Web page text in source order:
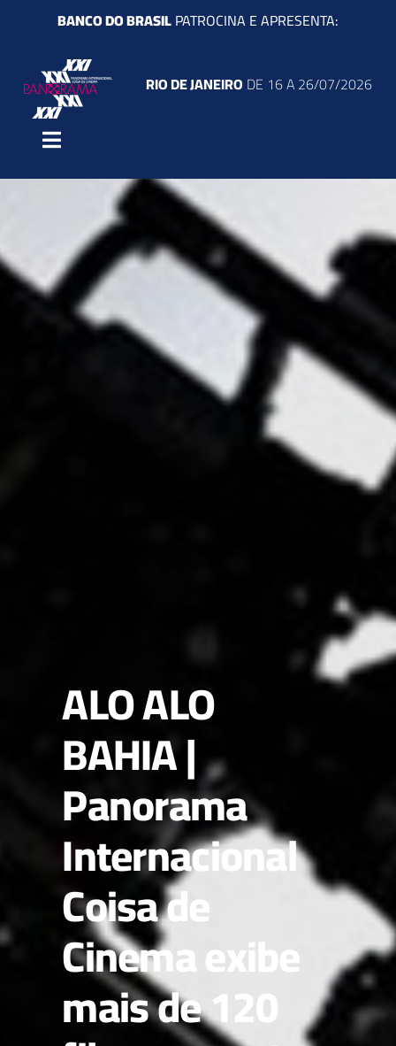
conteúdo
BANCO DO BRASILPATROCINA E APRESENTA:
RIO DE JANEIRO DE 16 A 26/07/2026
Toggle
Navigation
Filmes
Programação
ALO ALO
BAHIA |
Panorama
Internacional
Coisa de
Cinema exibe
mais de 120